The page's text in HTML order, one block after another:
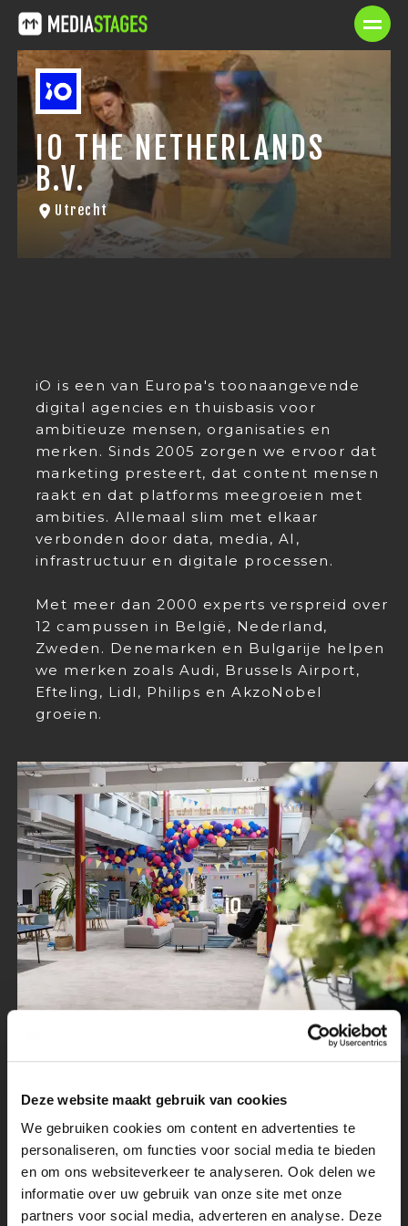
Deze website maakt gebruik van cookies
We gebruiken cookies om content en advertenties te
personaliseren, om functies voor social media te bieden
en om ons websiteverkeer te analyseren. Ook delen we
informatie over uw gebruik van onze site met onze
partners voor social media, adverteren en analyse. Deze
IO THE NETHERLANDS
B.V.
Utrecht
iO is een van Europa's toonaangevende
digital agencies en thuisbasis voor
ambitieuze mensen, organisaties en
merken. Sinds 2005 zorgen we ervoor dat
marketing presteert, dat content mensen
raakt en dat platforms meegroeien met
ambities. Allemaal slim met elkaar
verbonden door data, media, AI,
infrastructuur en digitale processen.
Met meer dan 2000 experts verspreid over
12 campussen in België, Nederland,
Zweden. Denemarken en Bulgarije helpen
we merken zoals Audi, Brussels Airport,
Efteling, Lidl, Philips en AkzoNobel
groeien.